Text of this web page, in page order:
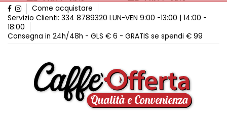
Come acquistare
Servizio Clienti: 334 8789320 LUN-VEN 9:00 -13:00 | 14:00 -
18:00
Consegna in 24h/48h - GLS € 6 - GRATIS se spendi € 99